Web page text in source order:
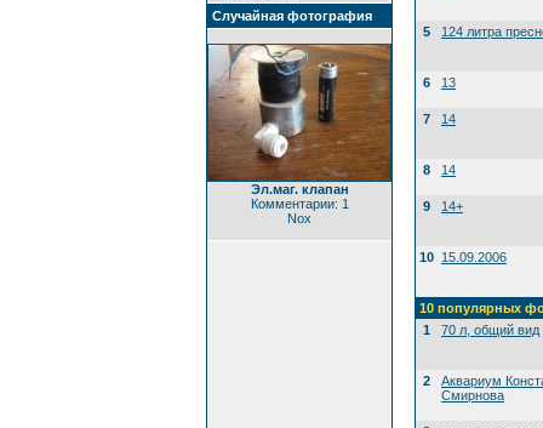
Случайная фотография
Эл.маг. клапан
Комментарии: 1
Nox
5 124 литра
6 13
7 14
8 14
9 14+
10 15.09.2006
10 популярных
1
70 л, общий вид
2
Аквариум
Смирнова